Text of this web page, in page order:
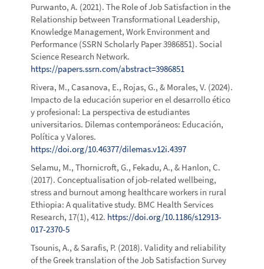
Purwanto, A. (2021). The Role of Job Satisfaction in the
Relationship between Transformational Leadership,
Knowledge Management, Work Environment and
Performance (SSRN Scholarly Paper 3986851). Social
Science Research Network.
https://papers.ssrn.com/abstract=3986851
Rivera, M., Casanova, E., Rojas, G., & Morales, V. (2024).
Impacto de la educación superior en el desarrollo ético
y profesional: La perspectiva de estudiantes
universitarios. Dilemas contemporáneos: Educación,
Política y Valores.
https://doi.org/10.46377/dilemas.v12i.4397
Selamu, M., Thornicroft, G., Fekadu, A., & Hanlon, C.
(2017). Conceptualisation of job-related wellbeing,
stress and burnout among healthcare workers in rural
Ethiopia: A qualitative study. BMC Health Services
Research, 17(1), 412. https://doi.org/10.1186/s12913-
017-2370-5
Tsounis, A., & Sarafis, P. (2018). Validity and reliability
of the Greek translation of the Job Satisfaction Survey